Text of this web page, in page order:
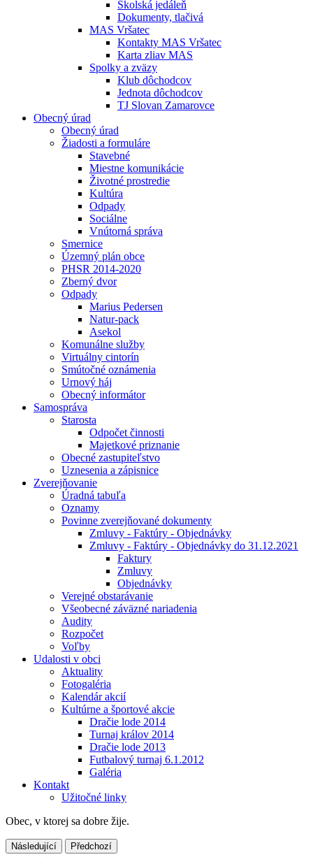
Školská jedáleň
Dokumenty, tlačivá
MAS Vršatec
Kontakty MAS Vršatec
Karta zliav MAS
Spolky a zväzy
Klub dôchodcov
Jednota dôchodcov
TJ Slovan Zamarovce
Obecný úrad
Obecný úrad
Žiadosti a formuláre
Stavebné
Miestne komunikácie
Životné prostredie
Kultúra
Odpady
Sociálne
Vnútorná správa
Smernice
Územný plán obce
PHSR 2014-2020
Zberný dvor
Odpady
Marius Pedersen
Natur-pack
Asekol
Komunálne služby
Virtuálny cintorín
Smútočné oznámenia
Urnový háj
Obecný informátor
Samospráva
Starosta
Odpočet činnosti
Majetkové priznanie
Obecné zastupiteľstvo
Uznesenia a zápisnice
Zverejňovanie
Úradná tabuľa
Oznamy
Povinne zverejňované dokumenty
Zmluvy - Faktúry - Objednávky
Zmluvy - Faktúry - Objednávky do 31.12.2021
Faktury
Zmluvy
Objednávky
Verejné obstarávanie
Všeobecné záväzné nariadenia
Audity
Rozpočet
Voľby
Udalosti v obci
Aktuality
Fotogaléria
Kalendár akcií
Kultúrne a športové akcie
Dračie lode 2014
Turnaj králov 2014
Dračie lode 2013
Futbalový turnaj 6.1.2012
Galéria
Kontakt
Užitočné linky
Obec, v ktorej sa dobre žije.
Následující Předchozí